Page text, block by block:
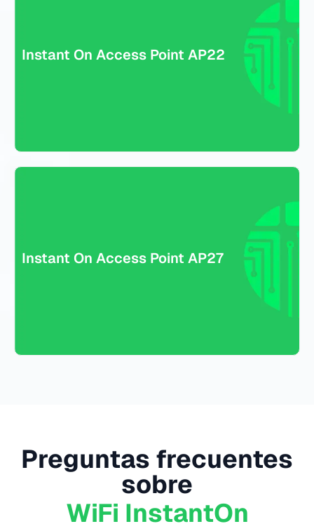
Instant On Access Point AP22
Instant On Access Point AP27
Access Point inalámbrico sin cable, resistente a condiciones
exteriores (IP67). Soporta hasta 75 usuarios. Excelente
opción para patios, piscinas y áreas externas de clientes o
Preguntas frecuentes
sobre
WiFi InstantOn